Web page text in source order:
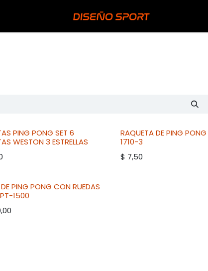
PING PONG SET 6
WESTON 3 ESTRELLAS
RAQUETA DE PING PONG
1710-3
$ 7,50
PING PONG CON RUEDAS
1500